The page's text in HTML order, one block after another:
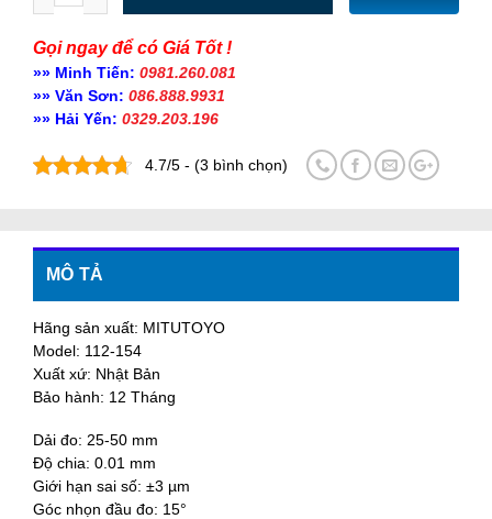
Gọi ngay để có Giá Tốt !
»» Minh Tiến: 0981.260.081
»» Văn Sơn: 086.888.9931
»» Hải Yến: 0329.203.196
4.7/5 - (3 bình chọn)
MÔ TẢ
Hãng sản xuất: MITUTOYO
Model: 112-154
Xuất xứ: Nhật Bản
Bảo hành: 12 Tháng
Dải đo: 25-50 mm
Độ chia: 0.01 mm
Giới hạn sai số: ±3 µm
Góc nhọn đầu đo: 15°